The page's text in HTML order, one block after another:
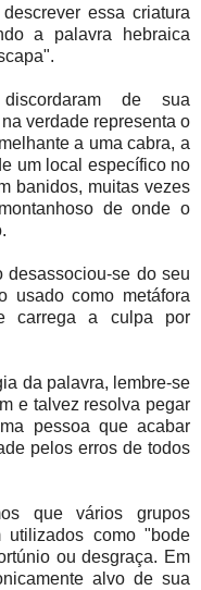
essa criatura
a palavra hebraica
de sua
verdade representa o
a uma cabra, a
um local específico no
banidos, muitas vezes
de onde o
se do seu
usado como metáfora
carrega a culpa por
da palavra, lembre-se
e talvez resolva pegar
pessoa que acabar
pelos erros de todos
que vários grupos
utilizados como "bode
ou desgraça. Em
alvo de sua